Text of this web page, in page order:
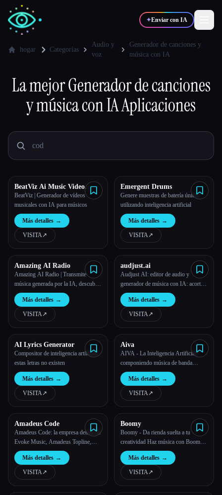
✦Enviar con IA
💻Desarrolladores 📈Marketers
🎓 Estudiantes
Blog
Comparar herramientas
Todas las categorías
Acerca de
hogar Categorías
Audio y
voz
Generador de canciones y
música con IA
La mejorGenerador de canciones
y música con IAAplicaciones
BeatViz Ai Music Video
Generator
BeatViz | Generador de vídeos
musicales con IA para músicos
Más detalles →
VISITA↗︎
Emergent Drums
Genere muestras de batería únicas
utilizando inteligencia artificial
Más detalles →
VISITA↗︎
Amazing AI Radio
Amazing AI Radio | Transmite
música generada por la IA, descubre
nuevos artistas, explora las listas y
sube tus propias canciones a
Amazing AI Radio.
Más detalles →
VISITA↗︎
audjust.ai
Audjust AI: editor de audio y
generador de música con IA: acorta
las canciones, alarga el audio, busca
bucles o crea música a partir del texto
Más detalles →
VISITA↗︎
AI Lyrics Generator
Compositor de inteligencia artificial:
estas letras no existen
Más detalles →
VISITA↗︎
Aiva
AIVA - La Inteligencia Artificial
componiendo música de banda
sonora emocional
Más detalles →
VISITA↗︎
Amadeus Code
Amadeus Code: la empresa detrás de
Evoke Music, Amadeus Topline,
MusicTGA-HR
Más detalles →
VISITA↗︎
Boomy
Boomy - Da rienda suelta a tu
creatividad Haz música con Boomy
AI
Más detalles →
VISITA↗︎